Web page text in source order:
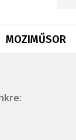
MOZIMŰSOR